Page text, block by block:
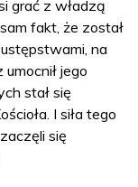
grać z władzą
fakt, że został
na
jego
stał się
I siła tego
się